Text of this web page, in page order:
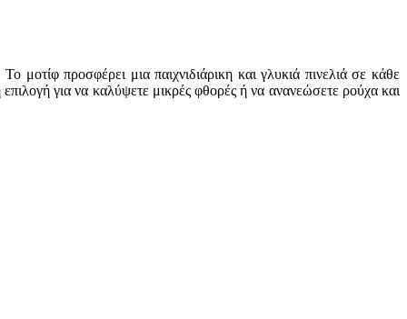
προσφέρει μια παιχνιδιάρικη και γλυκιά πινελιά σε κάθε
για να καλύψετε μικρές φθορές ή να ανανεώσετε ρούχα και